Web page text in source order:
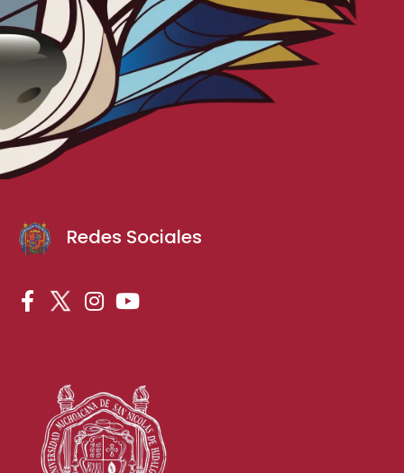
Redes Sociales